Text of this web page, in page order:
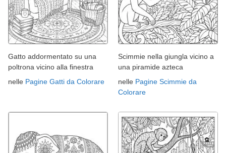
Gatto addormentato su una
poltrona vicino alla finestra
nelle Pagine Gatti da Colorare
Scimmie nella giungla vicino a
una piramide azteca
nelle Pagine Scimmie da
Colorare